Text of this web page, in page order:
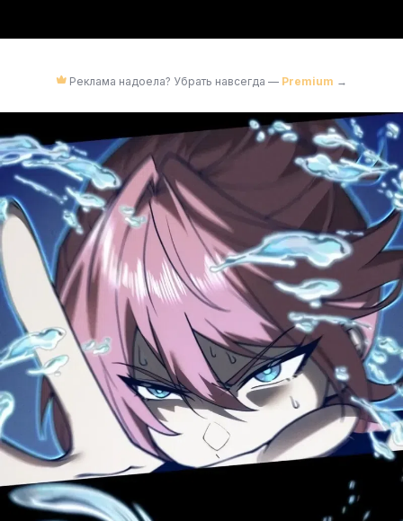
Реклама надоела? Убрать навсегда — Premium →